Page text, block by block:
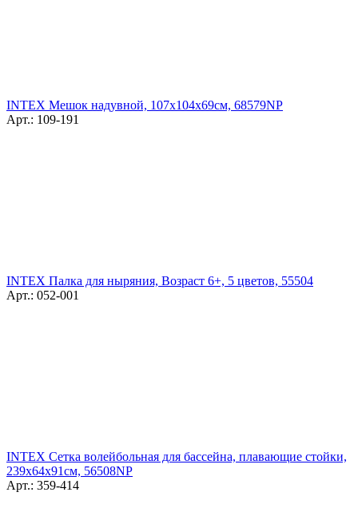
INTEX Мешок надувной, 107х104х69см, 68579NP
Арт.: 109-191
INTEX Палка для ныряния, Возраст 6+, 5 цветов, 55504
Арт.: 052-001
INTEX Сетка волейбольная для бассейна, плавающие стойки,
239x64x91см, 56508NP
Арт.: 359-414